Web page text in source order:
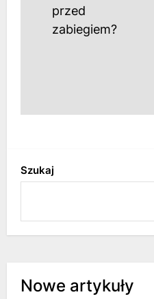
post:przed
zabiegiem?
Szukaj
Nowe artykuły